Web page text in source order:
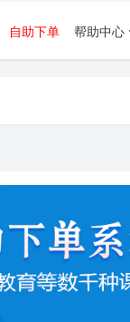
自助下单 帮助中心